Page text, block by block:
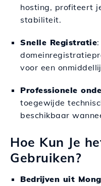
hosting, profiteert
stabiliteit.
Snelle Registratie
voor een
Professionele
toegewijde
beschikbaar
Hoe Kun Je
Gebruiken?
Bedrijven uit